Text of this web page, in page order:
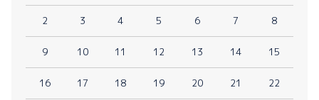
2 3 4 5 6 7 8
9 10 11 12 13 14 15
16 17 18 19 20 21 22